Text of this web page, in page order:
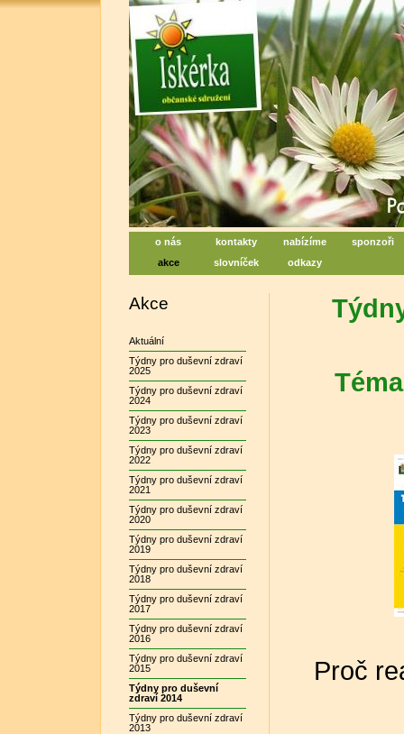
Iskérka, sociální centrum
Centrum na podporu duševního zdraví
o nás kontakty nabízíme
sponzoři
akce
slovníček odkazy
Akce
Aktuální
Týdny pro duševní zdraví
2025
Týdny pro duševní zdraví
2024
Týdny pro duševní zdraví
2023
Týdny pro duševní zdraví
2022
Týdny pro duševní zdraví
2021
Týdny pro duševní zdraví
2020
Týdny pro duševní zdraví
2019
Týdny pro duševní zdraví
2018
Týdny pro duševní zdraví
2017
Týdny pro duševní zdraví
2016
Týdny pro duševní zdraví
2015
Týdny pro duševní
zdraví 2014
Týdny pro duševní zdraví
2013
Proč